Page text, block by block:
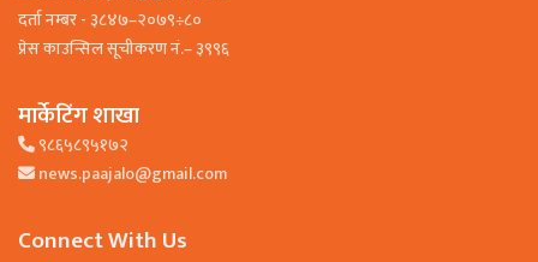
दर्ता नम्बर - ३८४७–२०७९÷८०
प्रेस काउन्सिल सूचीकरण नं.– ३९९६
मार्केटिंग शाखा
९८६५८९५१७२
news.paajalo@gmail.com
Connect With Us